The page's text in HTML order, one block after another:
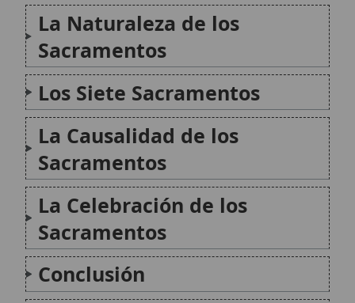
Conclusión
Citas y referencias
Modificado el 11 de septiembre de 2025 •FideScore™ 8.76
este artículo
Dicasterio para el Culto Divino y la Disciplina de los
Sacramentos
El Dicasterio para el Culto Divino y la Disciplina de los
Sacramentos es la autoridad del Vaticano encargada
de promover, regular y vigilar la liturgia y los
sacramentos de la Iglesia Católica. Su misión,
establecida por la Constitución apostólica
Praedicate...
Dogma de la institución de los sacramentos por Cristo